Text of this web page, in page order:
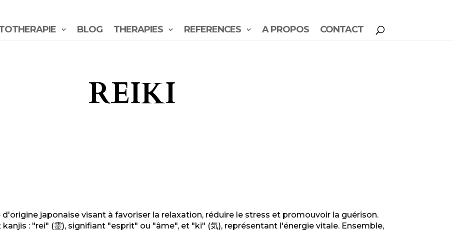
BLOG THERAPIES REFERENCES A PROPOS CONTACT
REIKI
japonaise visant à favoriser la relaxation, réduire le stress et promouvoir la guérison.
: "rei" (霊), signifiant "esprit" ou "âme", et "ki" (気), représentant l'énergie vitale. Ensemble,